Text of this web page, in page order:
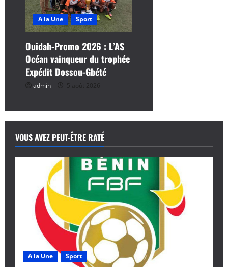
A la Une Sport
Ouidah-Promo 2026 : L’AS
Océan vainqueur du trophée
Expédit Dossou-Gbété
admin 5 août 2026
VOUS AVEZ PEUT-ÊTRE RATÉ
A la Une Sport